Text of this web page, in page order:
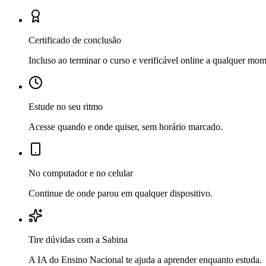
Certificado de conclusão
Incluso ao terminar o curso e verificável online a qualquer
Estude no seu ritmo
Acesse quando e onde quiser, sem horário marcado.
No computador e no celular
Continue de onde parou em qualquer dispositivo.
Tire dúvidas com a Sabina
A IA do Ensino Nacional te ajuda a aprender enquanto estuda.